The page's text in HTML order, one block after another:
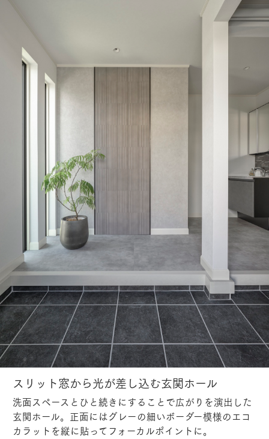
スリット窓から光が差し込む玄関ホール
洗面スペースとひと続きにすることで広がりを演出した
玄関ホール。正面にはグレーの細いボーダー模様のエコ
カラットを縦に貼ってフォーカルポイントに。